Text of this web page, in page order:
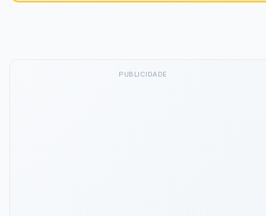
PUBLICIDADE